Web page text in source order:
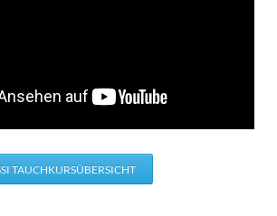
TAUCHKURSÜBERSICHT